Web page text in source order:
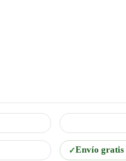
Envío gratis